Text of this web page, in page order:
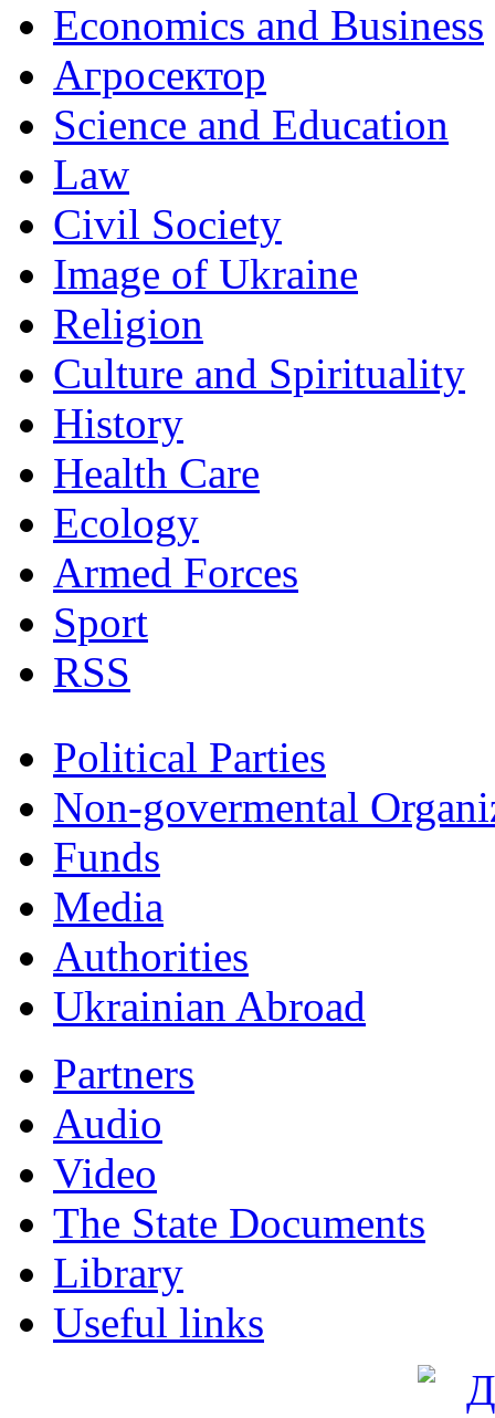
Economics and Business
Агросектор
Science and Education
Law
Civil Society
Image of Ukraine
Religion
Culture and Spirituality
History
Health Care
Ecology
Armed Forces
Sport
RSS
Political Parties
Non-govermental
Funds
Мedia
Authorities
Ukrainian Abroad
Partners
Audio
Video
The State Documents
Library
Useful links